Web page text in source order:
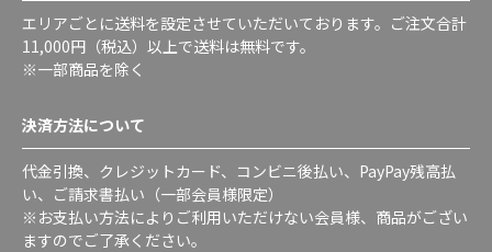
エリアごとに送料を設定させていただいております。ご注文合計
11,000円（税込）以上で送料は無料です。
※一部商品を除く
決済方法について
代金引換、クレジットカード、コンビニ後払い、PayPay残高払
い、ご請求書払い（一部会員様限定）
※お支払い方法によりご利用いただけない会員様、商品がござい
ますのでご了承ください。